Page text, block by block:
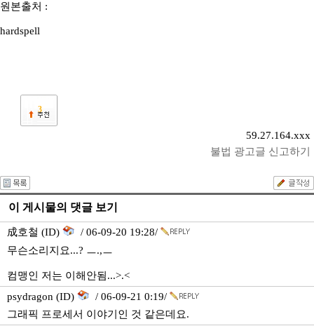
원본출처 :
hardspell
3
59.27.164.xxx
불법 광고글 신고하기
이 게시물의 댓글 보기
成호철 (ID)
/ 06-09-20 19:28/
무슨소리지요...? ㅡ.,ㅡ
컴맹인 저는 이해안됨...>.<
psydragon (ID)
/ 06-09-21 0:19/
그래픽 프로세서 이야기인 것 같은데요.